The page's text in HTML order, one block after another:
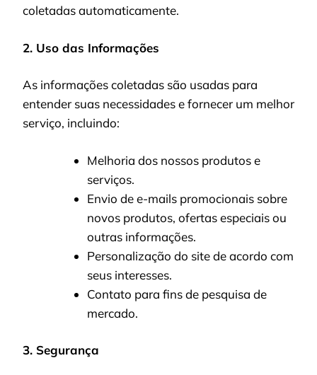
coletadas automaticamente.
2. Uso das Informações
As informações coletadas são usadas para
entender suas necessidades e fornecer um melhor
serviço, incluindo:
Melhoria dos nossos produtos e
serviços.
Envio de e-mails promocionais sobre
novos produtos, ofertas especiais ou
outras informações.
Personalização do site de acordo com
seus interesses.
Contato para fins de pesquisa de
mercado.
3. Segurança